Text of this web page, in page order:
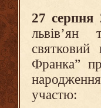
27 серпня
Франка”
участю: